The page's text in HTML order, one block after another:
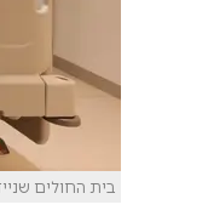
בית החולים